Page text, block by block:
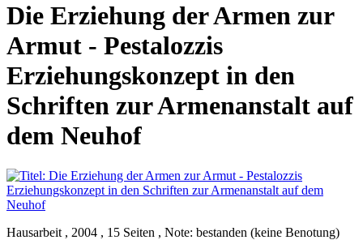
Die Erziehung der Armen zur
Armut - Pestalozzis
Erziehungskonzept in den
Schriften zur Armenanstalt auf
dem Neuhof
Hausarbeit , 2004 , 15 Seiten , Note: bestanden (keine Benotung)